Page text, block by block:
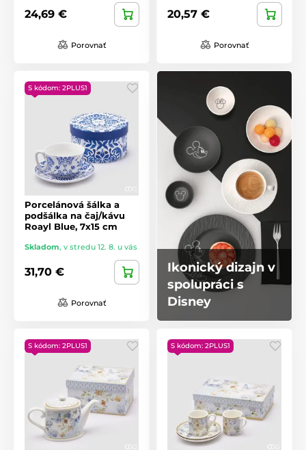
24,69 €
Porovnať
20,57 €
Porovnať
S kódom: 2PLUS1
Porcelánová šálka a
podšálka na čaj/kávu
Roayl Blue, 7x15 cm
Skladom, v stredu 12. 8. u vás
31,70 €
Porovnať
Ikonický dizajn v
spolupráci s
Disney
S kódom: 2PLUS1 S kódom: 2PLUS1